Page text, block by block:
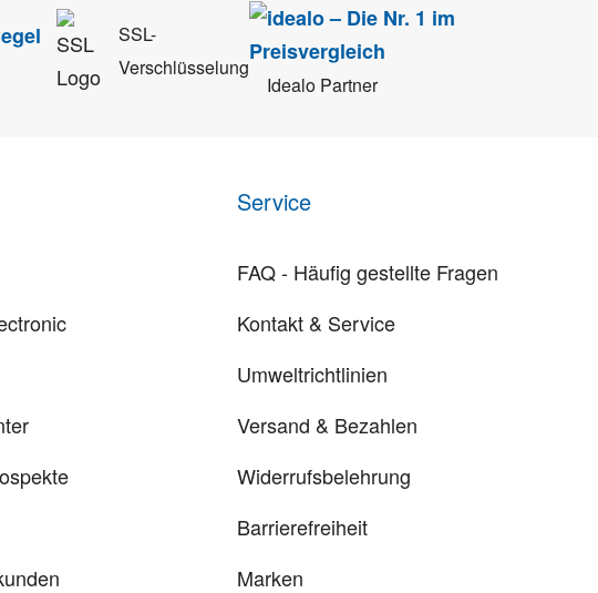
SSL-
Verschlüsselung
Idealo Partner
Service
FAQ - Häufig gestellte Fragen
Kontakt & Service
Umweltrichtlinien
Versand & Bezahlen
Widerrufsbelehrung
Barrierefreiheit
Marken